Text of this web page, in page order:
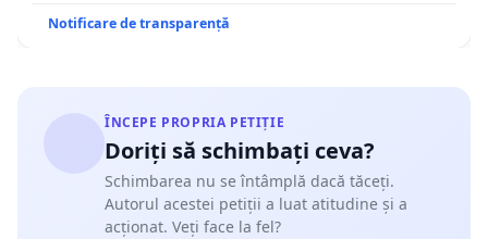
Notificare de transparență
ÎNCEPE PROPRIA PETIȚIE
Doriți să schimbați ceva?
Schimbarea nu se întâmplă dacă tăceți.
Autorul acestei petiții a luat atitudine și a
acționat. Veți face la fel?